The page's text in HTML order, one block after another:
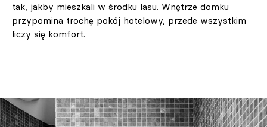
tak, jakby mieszkali w środku lasu. Wnętrze domku
przypomina trochę pokój hotelowy, przede wszystkim
liczy się komfort.